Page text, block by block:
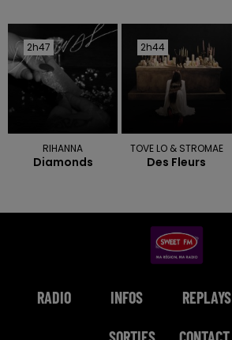
2h47
2h47
RIHANNA
Diamonds
2h44
2h44
TOVE LO & STROMAE
Des Fleurs
RADIO INFOS REPLAYS